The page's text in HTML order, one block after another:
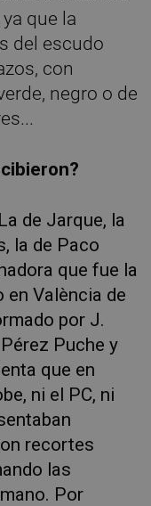
que la
del escudo
con
negro o de
de Jarque, la
la de Paco
que fue la
en València de
por J.
Puche y
que en
ni el PC, ni
recortes
las
Por